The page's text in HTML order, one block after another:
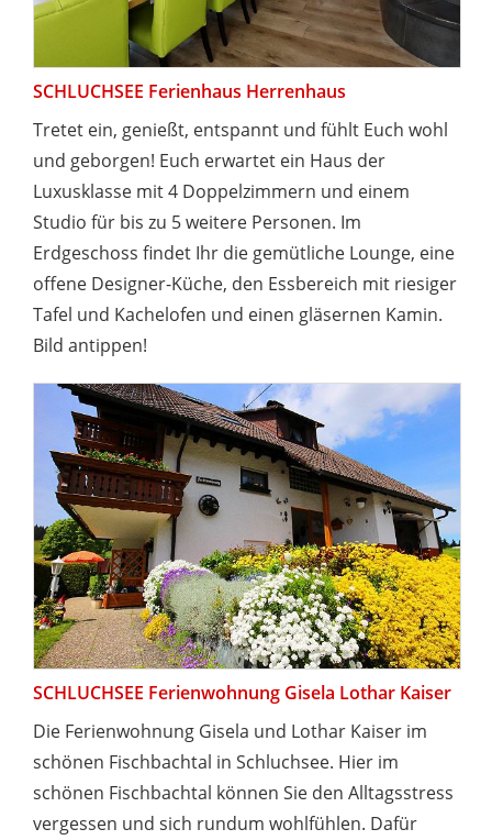
SCHLUCHSEE Ferienhaus Herrenhaus
Tretet ein, genießt, entspannt und fühlt Euch wohl
und geborgen! Euch erwartet ein Haus der
Luxusklasse mit 4 Doppelzimmern und einem
Studio für bis zu 5 weitere Personen. Im
Erdgeschoss findet Ihr die gemütliche Lounge, eine
offene Designer-Küche, den Essbereich mit riesiger
Tafel und Kachelofen und einen gläsernen Kamin.
Bild antippen!
SCHLUCHSEE Ferienwohnung Gisela Lothar Kaiser
Die Ferienwohnung Gisela und Lothar Kaiser im
schönen Fischbachtal in Schluchsee. Hier im
schönen Fischbachtal können Sie den Alltagsstress
vergessen und sich rundum wohlfühlen. Dafür